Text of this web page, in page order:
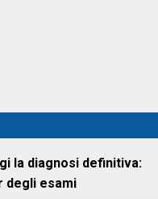
la diagnosi definitiva:
degli esami